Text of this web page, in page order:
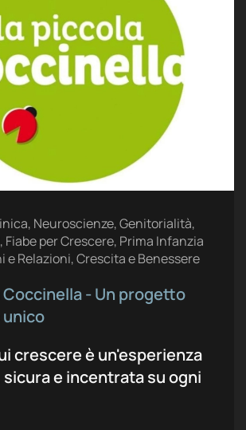
Neuroscienze, Genitorialità,
Fiabe per Crescere, Prima Infanzia
e Relazioni, Crescita e Benessere
Coccinella - Un progetto
crescere è un'esperienza
e incentrata su ogni